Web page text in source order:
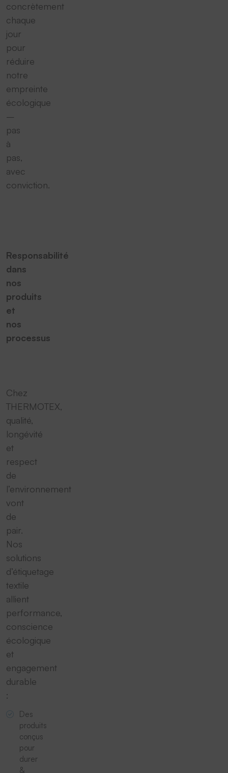
concrètement
chaque
jour
pour
réduire
notre
empreinte
écologique
–
pas
à
pas,
avec
conviction.
Responsabilité
dans
nos
produits
et
nos
processus
Chez
THERMOTEX,
qualité,
longévité
et
respect
de
l’environnement
vont
de
pair.
Nos
solutions
d’étiquetage
textile
allient
performance,
conscience
écologique
et
engagement
durable
:
Des
produits
conçus
pour
durer
&